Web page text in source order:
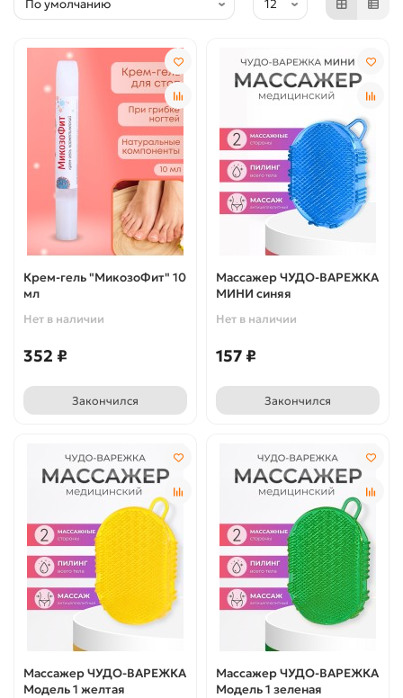
Крем-гель "МикозоФит" 10
мл
Нет в наличии
352 ₽
Закончился
Массажер ЧУДО-ВАРЕЖКА
МИНИ синяя
Нет в наличии
157 ₽
Закончился
Массажер ЧУДО-ВАРЕЖКА
Модель 1 желтая
Массажер ЧУДО-ВАРЕЖКА
Модель 1 зеленая